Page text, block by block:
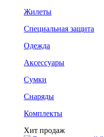
Жилеты
Специальная защита
Одежда
Аксессуары
Сумки
Снаряды
Комплекты
Хит продаж